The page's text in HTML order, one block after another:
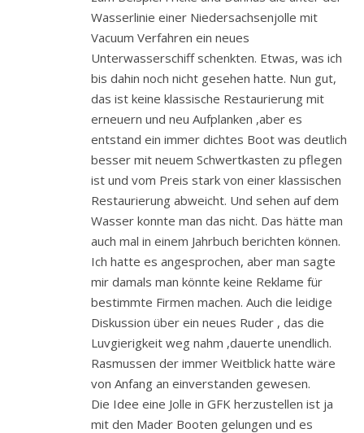
Wasserlinie einer Niedersachsenjolle mit
Vacuum Verfahren ein neues
Unterwasserschiff schenkten. Etwas, was ich
bis dahin noch nicht gesehen hatte. Nun gut,
das ist keine klassische Restaurierung mit
erneuern und neu Aufplanken ,aber es
entstand ein immer dichtes Boot was deutlich
besser mit neuem Schwertkasten zu pflegen
ist und vom Preis stark von einer klassischen
Restaurierung abweicht. Und sehen auf dem
Wasser konnte man das nicht. Das hätte man
auch mal in einem Jahrbuch berichten können.
Ich hatte es angesprochen, aber man sagte
mir damals man könnte keine Reklame für
bestimmte Firmen machen. Auch die leidige
Diskussion über ein neues Ruder , das die
Luvgierigkeit weg nahm ,dauerte unendlich.
Rasmussen der immer Weitblick hatte wäre
von Anfang an einverstanden gewesen.
Die Idee eine Jolle in GFK herzustellen ist ja
mit den Mader Booten gelungen und es